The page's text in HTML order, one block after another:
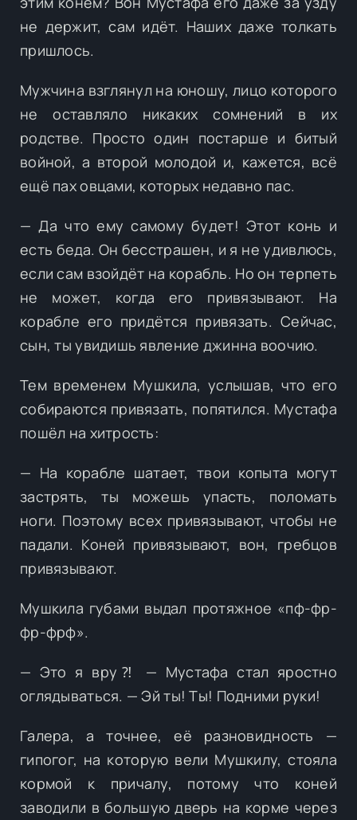
не держит, сам идёт. Наших даже толкать
пришлось.
Мужчина взглянул на юношу, лицо которого
не оставляло никаких сомнений в их
родстве. Просто один постарше и битый
войной, а второй молодой и, кажется, всё
ещё пах овцами, которых недавно пас.
— Да что ему самому будет! Этот конь и
есть беда. Он бесстрашен, и я не удивлюсь,
если сам взойдёт на корабль. Но он терпеть
не может, когда его привязывают. На
корабле его придётся привязать. Сейчас,
сын, ты увидишь явление джинна воочию.
Тем временем Мушкила, услышав, что его
собираются привязать, попятился. Мустафа
пошёл на хитрость:
— На корабле шатает, твои копыта могут
застрять, ты можешь упасть, поломать
ноги. Поэтому всех привязывают, чтобы не
падали. Коней привязывают, вон, гребцов
привязывают.
Мушкила губами выдал протяжное «пф-фр-
фр-фрф».
— Это я вру⁈ — Мустафа стал яростно
оглядываться. — Эй ты! Ты! Подними руки!
Галера, а точнее, её разновидность —
гипогог, на которую вели Мушкилу, стояла
кормой к причалу, потому что коней
заводили в большую дверь на корме через